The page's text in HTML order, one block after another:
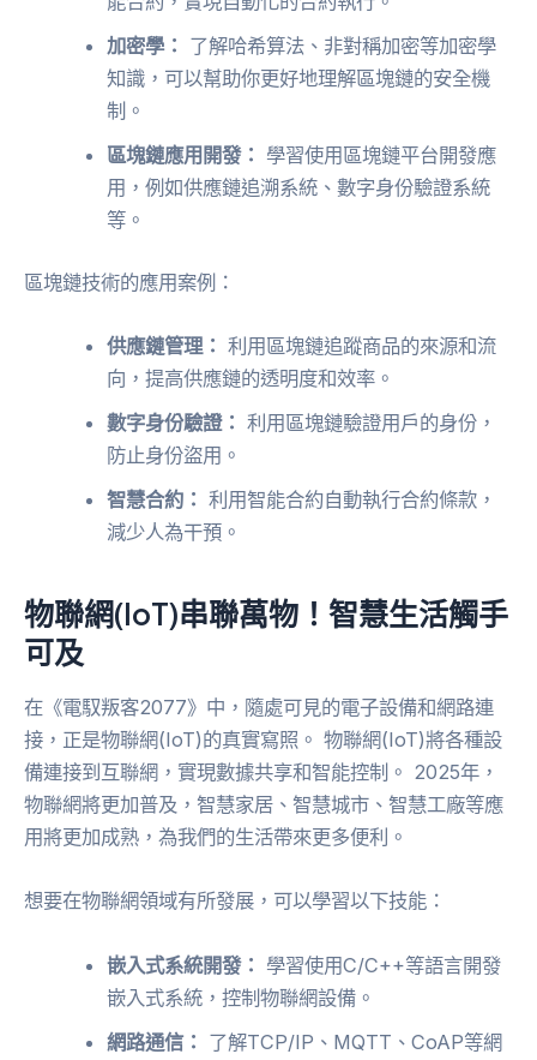
加密學： 了解哈希算法、非對稱加密等加密學
知識，可以幫助你更好地理解區塊鏈的安全機
制。
區塊鏈應用開發： 學習使用區塊鏈平台開發應
用，例如供應鏈追溯系統、數字身份驗證系統
等。
區塊鏈技術的應用案例：
供應鏈管理： 利用區塊鏈追蹤商品的來源和流
向，提高供應鏈的透明度和效率。
數字身份驗證： 利用區塊鏈驗證用戶的身份，
防止身份盜用。
智慧合約： 利用智能合約自動執行合約條款，
減少人為干預。
物聯網(IoT)串聯萬物！智慧生活觸手
可及
在《電馭叛客2077》中，隨處可見的電子設備和網路連
接，正是物聯網(IoT)的真實寫照。 物聯網(IoT)將各種設
備連接到互聯網，實現數據共享和智能控制。 2025年，
物聯網將更加普及，智慧家居、智慧城市、智慧工廠等應
用將更加成熟，為我們的生活帶來更多便利。
想要在物聯網領域有所發展，可以學習以下技能：
嵌入式系統開發： 學習使用C/C++等語言開發
嵌入式系統，控制物聯網設備。
網路通信： 了解TCP/IP、MQTT、CoAP等網